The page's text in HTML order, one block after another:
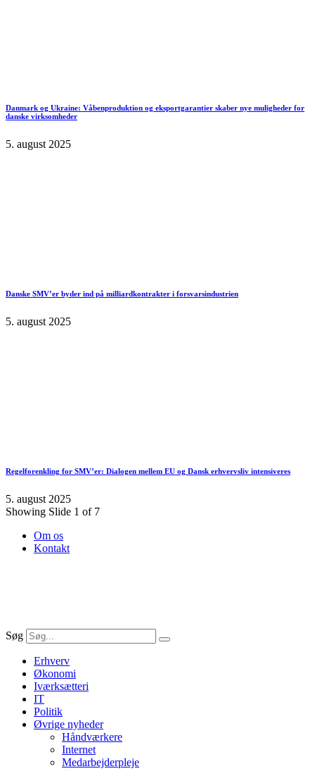
Danmark og Ukraine: Våbenproduktion og eksportgarantier skaber nye muligheder for
danske virksomheder
5. august 2025
Danske SMV’er byder ind på milliardkontrakter i forsvarsindustrien
5. august 2025
Regelforenkling for SMV’er: Dialogen mellem EU og Dansk erhvervsliv intensiveres
5. august 2025
Showing Slide 1 of 7
Om os
Kontakt
Søg
Erhverv
Økonomi
Iværksætteri
IT
Politik
Øvrige nyheder
Håndværkere
Internet
Medarbejderpleje